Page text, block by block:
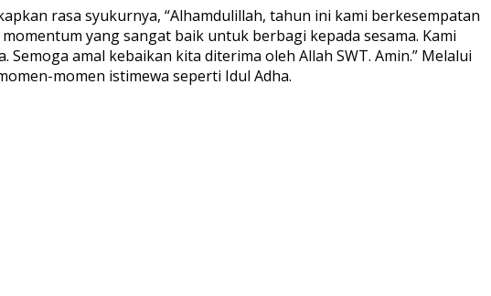
rasa syukurnya, “Alhamdulillah, tahun ini kami berkesempatan
yang sangat baik untuk berbagi kepada sesama. Kami
amal kebaikan kita diterima oleh Allah SWT. Amin.” Melalui
momen istimewa seperti Idul Adha.